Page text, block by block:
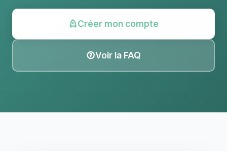
Créer mon compte
Voir la FAQ